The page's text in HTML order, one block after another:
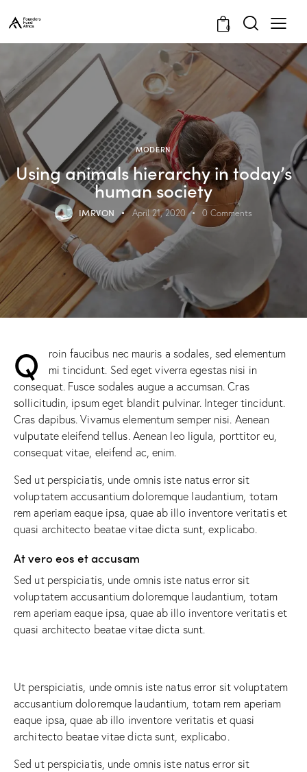
0
MODERN
Using animals hierarchy in today’s
human society
IMRVON April 21, 2020 0 Comments
Q
roin faucibus nec mauris a sodales, sed elementum
mi tincidunt. Sed eget viverra egestas nisi in
consequat. Fusce sodales augue a accumsan. Cras
sollicitudin, ipsum eget blandit pulvinar. Integer tincidunt.
Cras dapibus. Vivamus elementum semper nisi. Aenean
vulputate eleifend tellus. Aenean leo ligula, porttitor eu,
consequat vitae, eleifend ac, enim.
Sed ut perspiciatis, unde omnis iste natus error sit
voluptatem accusantium doloremque laudantium, totam
rem aperiam eaque ipsa, quae ab illo inventore veritatis et
quasi architecto beatae vitae dicta sunt, explicabo.
At vero eos et accusam
Sed ut perspiciatis, unde omnis iste natus error sit
voluptatem accusantium doloremque laudantium, totam
rem aperiam eaque ipsa, quae ab illo inventore veritatis et
quasi architecto beatae vitae dicta sunt.
Ut perspiciatis, unde omnis iste natus error sit voluptatem
accusantium doloremque laudantium, totam rem aperiam
eaque ipsa, quae ab illo inventore veritatis et quasi
architecto beatae vitae dicta sunt, explicabo.
Sed ut perspiciatis, unde omnis iste natus error sit